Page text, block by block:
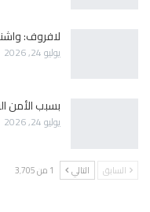
لافروف:
يوليو 24, 2026
بسبب الأمن
يوليو 24, 2026
السابق التالي 1 من 3٬705